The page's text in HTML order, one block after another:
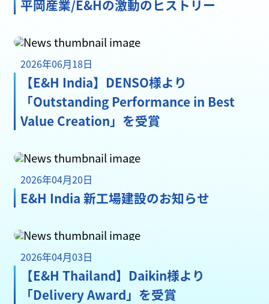
平岡産業/E&Hの激動のヒストリー
2026年06月18日
【E&H India】DENSO様より
「Outstanding Performance in Best
Value Creation」を受賞
2026年04月20日
E&H India 新工場建設のお知らせ
2026年04月03日
【E&H Thailand】Daikin様より
「Delivery Award」を受賞